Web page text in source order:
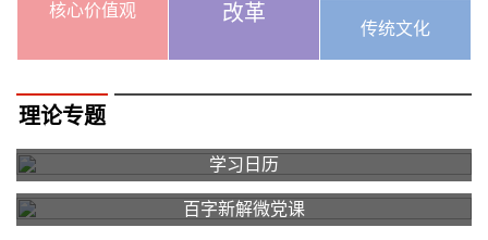
核心价值观
改革
传统文化
理论专题
学习日历
百字新解微党课